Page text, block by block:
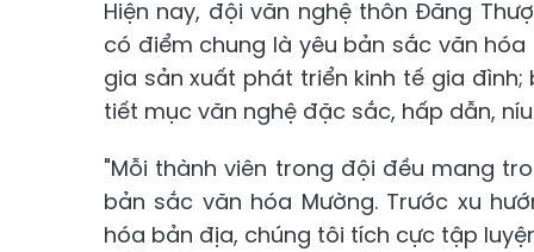
Hiện nay, đội văn nghệ thôn Đăng
có điểm chung là yêu bản sắc văn
gia sản xuất phát triển kinh tế gia
tiết mục văn nghệ đặc sắc, hấp dẫn,
"Mỗi thành viên trong đội đều mang
bản sắc văn hóa Mường. Trước xu
hóa bản địa, chúng tôi tích cực tập